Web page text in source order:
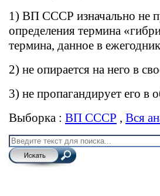
1) ВП СССР изначально не
определения термина
термина, данное в
2) не опирается на него в
3) не пропагандирует его в
Выборка : ВП СССР , Вся